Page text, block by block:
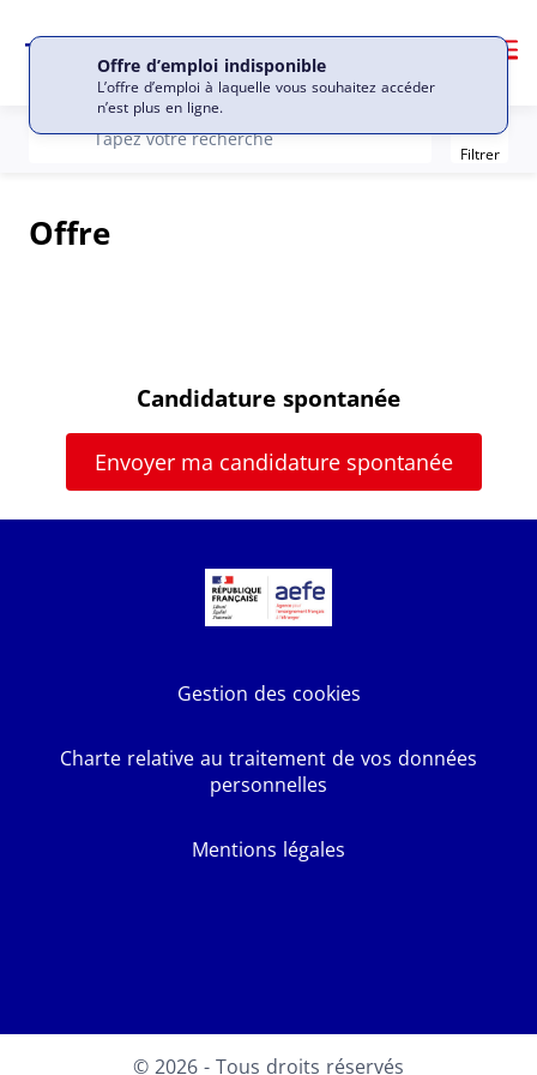
Offre d’emploi indisponible
L’offre d’emploi à laquelle vous souhaitez accéder
n’est plus en ligne.
recherche
Tapez votre recherche Filter
Filtrer
Offre
Candidature spontanée
Envoyer ma candidature spontanée
Gestion des cookies
Charte relative au traitement de vos données
personnelles
Mentions légales
© 2026 - Tous droits réservés